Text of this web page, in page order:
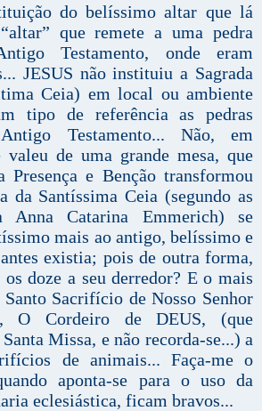
do belíssimo altar que lá
que remete a uma pedra
Testamento, onde eram
JESUS não instituiu a Sagrada
Ceia) em local ou ambiente
tipo de referência as pedras
Testamento... Não, em
valeu de uma grande mesa, que
Presença e Benção transformou
da Santíssima Ceia (segundo as
Anna Catarina Emmerich) se
mais ao antigo, belíssimo e
existia; pois de outra forma,
doze a seu derredor? E o mais
Sacrifício de Nosso Senhor
O Cordeiro de DEUS, (que
Missa, e não recorda-se...) a
de animais... Faça-me o
aponta-se para o uso da
eclesiástica, ficam bravos...